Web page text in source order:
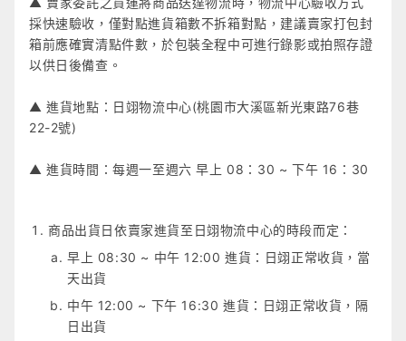
採快速驗收，僅對點進貨箱數不拆箱對點，建議賣家打包封
箱前應確實清點件數，於包裝全程中可進行錄影或拍照存證
以供日後備查。
▲ 進貨地點：日翊物流中心(桃園市大溪區新光東路76巷
22-2號)
▲ 進貨時間：每週一至週六 早上 08：30 ~ 下午 16：30
商品出貨日依賣家進貨至日翊物流中心的時段而定：
早上 08:30 ~ 中午 12:00 進貨：日翊正常收貨，當
天出貨
中午 12:00 ~ 下午 16:30 進貨：日翊正常收貨，隔
日出貨